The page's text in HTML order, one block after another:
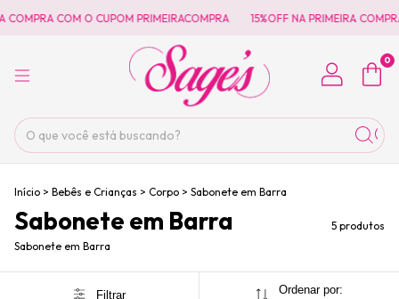
COM O CUPOM PRIMEIRACOMPRA 15%OFF NA PRIMEIRA
0
Início > Bebês e Crianças > Corpo > Sabonete em Barra
Sabonete em Barra
5 produtos
Sabonete em Barra
Filtrar Ordenar por: